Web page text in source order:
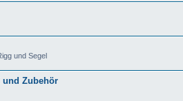
und Segel
und Zubehör